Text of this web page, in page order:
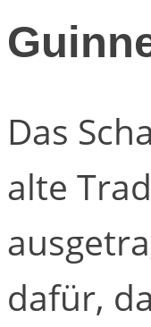
Das
alte
dafür,